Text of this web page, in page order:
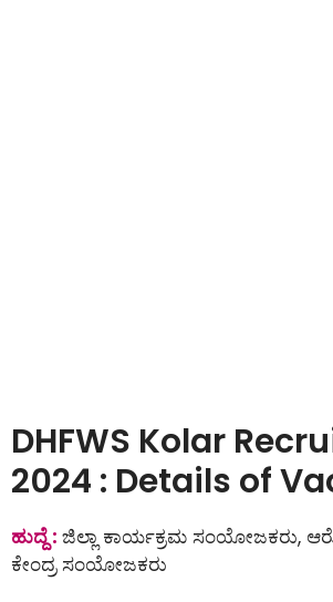
DHFWS Kolar
2024 : Details of
ಹುದ್ದೆ : ಜಿಲ್ಲಾ ಕಾರ್ಯಕ್ರಮ ಸಂಯೋಜಕರು,
ಕೇಂದ್ರ ಸಂಯೋಜಕರು